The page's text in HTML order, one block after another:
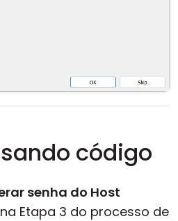
código
senha do Host
na Etapa 3 do processo de